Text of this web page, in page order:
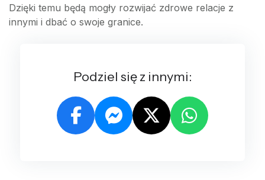
Dzięki temu będą mogły rozwijać zdrowe relacje z
innymi i dbać o swoje granice.
Podziel się z innymi: